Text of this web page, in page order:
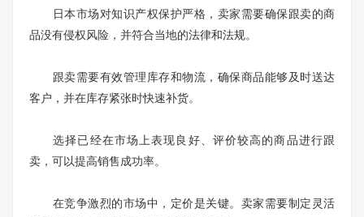
日本市场对知识产权保护严格，卖家需要确保跟卖的商
品没有侵权风险，并符合当地的法律和法规。
跟卖需要有效管理库存和物流，确保商品能够及时送达
客户，并在库存紧张时快速补货。
选择已经在市场上表现良好、评价较高的商品进行跟
卖，可以提高销售成功率。
在竞争激烈的市场中，定价是关键。卖家需要制定灵活